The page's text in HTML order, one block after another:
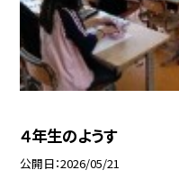
４年生のようす
公開日 2026/05/21